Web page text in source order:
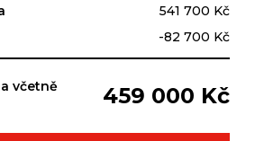
541 700 Kč
-82 700 Kč
včetně
459 000 Kč